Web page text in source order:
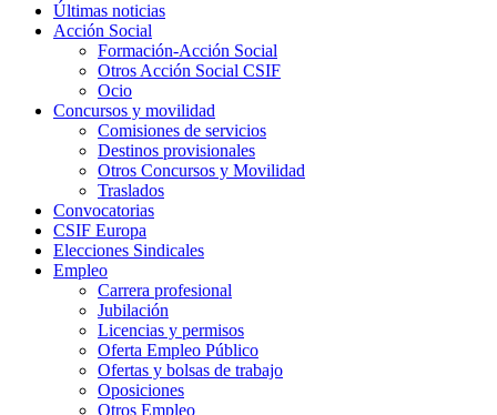
Últimas noticias
Acción Social
Formación-Acción Social
Otros Acción Social CSIF
Ocio
Concursos y movilidad
Comisiones de servicios
Destinos provisionales
Otros Concursos y Movilidad
Traslados
Convocatorias
CSIF Europa
Elecciones Sindicales
Empleo
Carrera profesional
Jubilación
Licencias y permisos
Oferta Empleo Público
Ofertas y bolsas de trabajo
Oposiciones
Otros Empleo